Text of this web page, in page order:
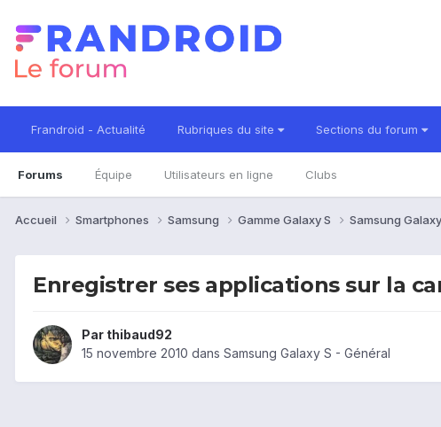
Frandroid - Actualité Rubriques du site Sections du forum
Forums Équipe Utilisateurs en ligne Clubs
Accueil Smartphones Samsung Gamme Galaxy S Samsung
Enregistrer ses applications sur la
Par thibaud92
15 novembre 2010 dans Samsung Galaxy S - Général